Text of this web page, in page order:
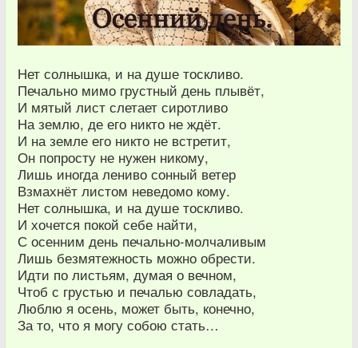
Нет солнышка, и на душе тоскливо.
Печально мимо грустный день плывёт,
И мятый лист слетает сиротливо
На землю, де его никто не ждёт.
И на земле его никто не встретит,
Он попросту не нужен никому,
Лишь иногда лениво сонный ветер
Взмахнёт листом неведомо кому.
Нет солнышка, и на душе тоскливо.
И хочется покой себе найти,
С осенним день печально-молчаливым
Лишь безмятежность можно обрести.
Идти по листьям, думая о вечном,
Чтоб с грустью и печалью совладать,
Люблю я осень, может быть, конечно,
За то, что я могу собою стать…